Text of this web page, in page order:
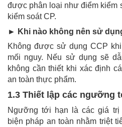
được phân loại như điểm kiểm
kiểm soát CP.
► Khi nào không nên sử
Không được sử dụng CCP
mối nguy. Nếu sử dụng sẽ
không cần thiết khi xác định
an toàn thực phẩm.
1.3 Thiết lập các ngưỡng
Ngưỡng tới hạn là các giá
biện pháp an toàn nhằm triệt